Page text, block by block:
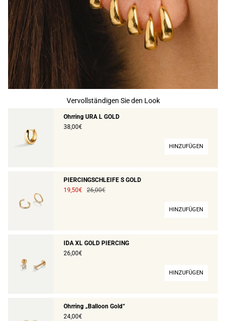
Vervollständigen Sie den Look
Ohrring URA L GOLD
38,00€
HINZUFÜGEN
PIERCINGSCHLEIFE S GOLD
19,50€
26,00€
HINZUFÜGEN
IDA XL GOLD PIERCING
26,00€
HINZUFÜGEN
Ohrring „Balloon Gold“
24,00€